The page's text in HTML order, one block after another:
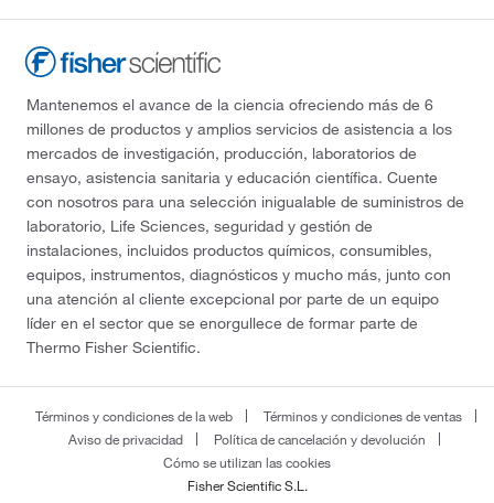
Mantenemos el avance de la ciencia ofreciendo más de 6
millones de productos y amplios servicios de asistencia a los
mercados de investigación, producción, laboratorios de
ensayo, asistencia sanitaria y educación científica. Cuente
con nosotros para una selección inigualable de suministros de
laboratorio, Life Sciences, seguridad y gestión de
instalaciones, incluidos productos químicos, consumibles,
equipos, instrumentos, diagnósticos y mucho más, junto con
una atención al cliente excepcional por parte de un equipo
líder en el sector que se enorgullece de formar parte de
Thermo Fisher Scientific.
Términos y condiciones de la web
Términos y condiciones de ventas
Aviso de privacidad
Política de cancelación y devolución
Cómo se utilizan las cookies
Fisher Scientific S.L.